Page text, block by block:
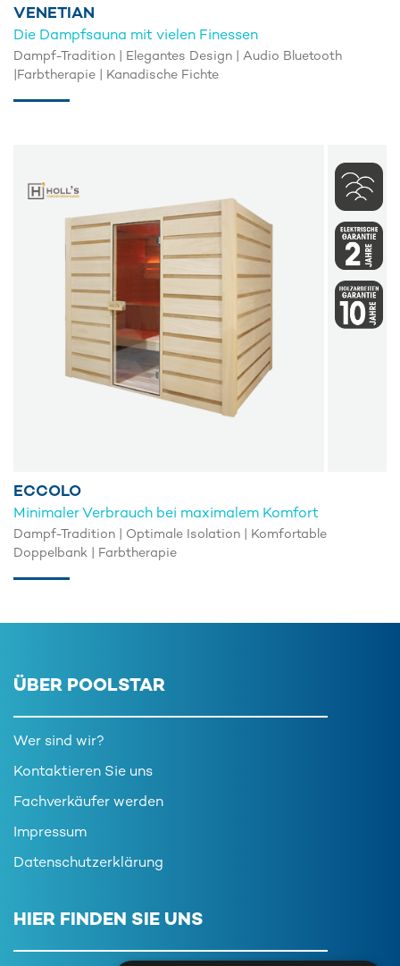
VENETIAN
Die Dampfsauna mit vielen Finessen
Dampf-Tradition | Elegantes Design | Audio Bluetooth
|Farbtherapie | Kanadische Fichte
ECCOLO
Minimaler Verbrauch bei maximalem Komfort
Dampf-Tradition | Optimale Isolation | Komfortable
Doppelbank | Farbtherapie
ÜBER POOLSTAR
Wer sind wir?
Kontaktieren Sie uns
Fachverkäufer werden
Impressum
Datenschutzerklärung
HIER FINDEN SIE UNS